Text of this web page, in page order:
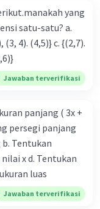
72
titik :
yang
Jawaban terverifikasi
panjang ( 3x +
persegi panjang
Tentukan
x d. Tentukan
luas
Jawaban terverifikasi